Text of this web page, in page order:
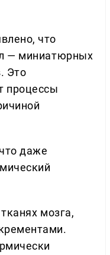
что
— миниатюрных
Это
процессы
даже
мозга,